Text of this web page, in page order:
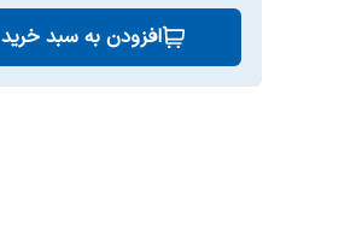
افزودن به سبد خرید